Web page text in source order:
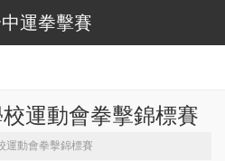
運拳擊賽
運動會拳擊錦標賽
運動會拳擊錦標賽